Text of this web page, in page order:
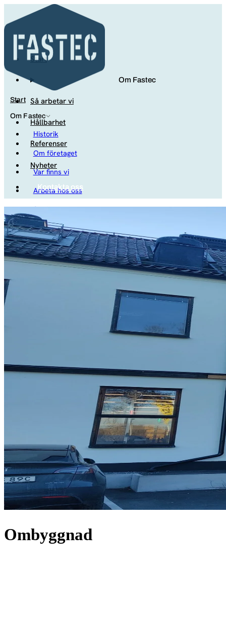
Start
Om Fastec
Historik
Om företaget
Var finns vi
Arbeta hos oss
Studenter
Så arbetar vi Hållbarhet Referenser Nyheter
Kontakta oss
Start
Om Fastec
Så arbetar vi
Hållbarhet
Referenser
Nyheter
Kontakta oss
Ombyggnad